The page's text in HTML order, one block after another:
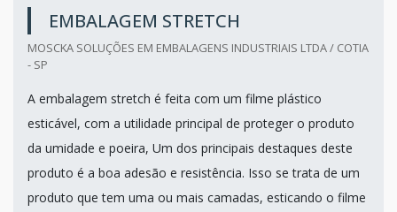
EMBALAGEM STRETCH
MOSCKA SOLUÇÕES EM EMBALAGENS INDUSTRIAIS LTDA / COTIA
- SP
A embalagem stretch é feita com um filme plástico
esticável, com a utilidade principal de proteger o produto
da umidade e poeira, Um dos principais destaques deste
produto é a boa adesão e resistência. Isso se trata de um
produto que tem uma ou mais camadas, esticando o filme